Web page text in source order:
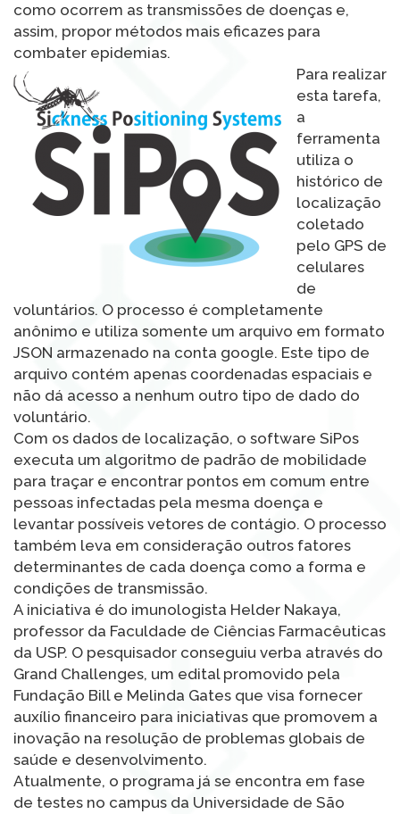
como ocorrem as transmissões de doenças e,
assim, propor métodos mais eficazes para
combater epidemias.
Para realizar
esta tarefa,
a
ferramenta
utiliza o
histórico de
localização
coletado
pelo GPS de
celulares
de
voluntários. O processo é completamente
anônimo e utiliza somente um arquivo em formato
JSON armazenado na conta google. Este tipo de
arquivo contém apenas coordenadas espaciais e
não dá acesso a nenhum outro tipo de dado do
voluntário.
Com os dados de localização, o software SiPos
executa um algoritmo de padrão de mobilidade
para traçar e encontrar pontos em comum entre
pessoas infectadas pela mesma doença e
levantar possíveis vetores de contágio. O processo
também leva em consideração outros fatores
determinantes de cada doença como a forma e
condições de transmissão.
A iniciativa é do imunologista Helder Nakaya,
professor da Faculdade de Ciências Farmacêuticas
da USP. O pesquisador conseguiu verba através do
Grand Challenges, um edital promovido pela
Fundação Bill e Melinda Gates que visa fornecer
auxílio financeiro para iniciativas que promovem a
inovação na resolução de problemas globais de
saúde e desenvolvimento.
Atualmente, o programa já se encontra em fase
de testes no campus da Universidade de São